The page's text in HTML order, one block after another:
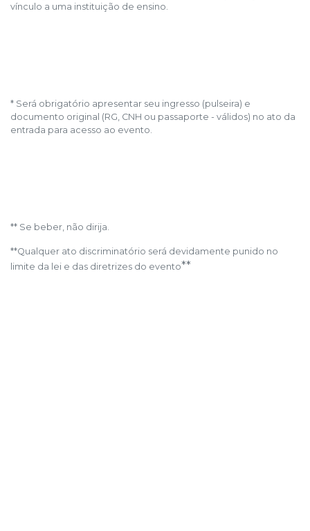
vínculo a uma instituição de ensino.
* Será obrigatório apresentar seu ingresso (pulseira) e
documento original (RG, CNH ou passaporte - válidos) no ato da
entrada para acesso ao evento.
** Se beber, não dirija.
**Qualquer ato discriminatório será devidamente punido no
limite da lei e das diretrizes do evento**